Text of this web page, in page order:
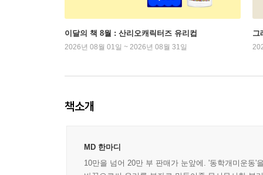
이달의 책 8월 : 산리오캐릭터즈 유리컵
2026년 08월 01일 ~ 2026년 08월 31일
그
책소개
MD 한마디
10만을 넘어 20만 부 판매가 눈앞에. '동학개미운동